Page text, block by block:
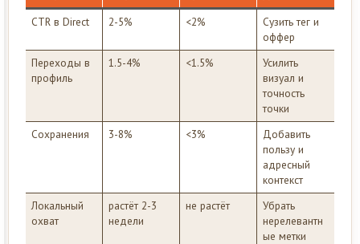
CTR в Direct 2-5% <2%
Сузить тег и
оффер
Переходы в
профиль
1.5-4% <1.5%
Усилить
визуал и
точность
точки
Сохранения
3-8% <3%
Добавить
пользу и
адресный
контекст
Локальный
охват
растёт 2-3
недели
не растёт
Убрать
нерелевантн
ые метки